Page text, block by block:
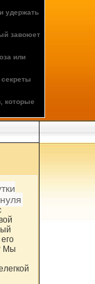
удержать
завоюет
или
которые
Мы